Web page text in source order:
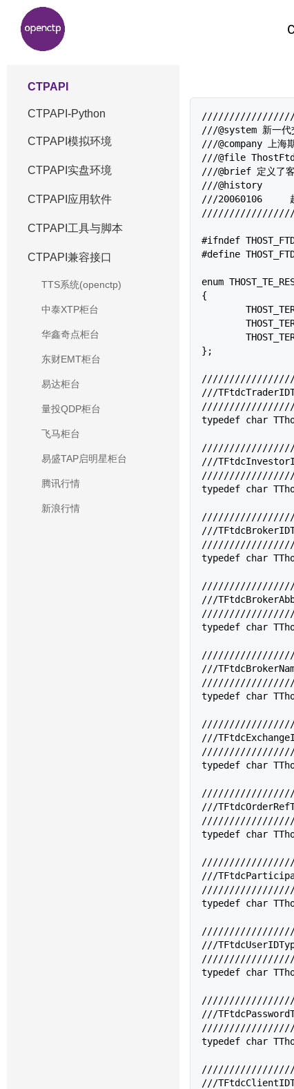
CTPAPI
CTPAPI-Python
CTPAPI模拟环境
CTPAPI实盘环境
CTPAPI应用软件
CTPAPI工具与脚本
CTPAPI兼容接口
TTS系统(openctp)
中泰XTP柜台
华鑫奇点柜台
东财EMT柜台
易达柜台
量投QDP柜台
飞马柜台
易盛TAP启明星柜台
腾讯行情
新浪行情
///@system 新一代
///@company 上海
///@file
///@brief 定义了客
///@history
///20060106	赵鸿昊		创建该文件
#ifndef
#define
enum
{
};
///
typedef char
///
typedef char
///
typedef char
///
typedef char
///
typedef char
///
typedef char
///
typedef char
///
typedef char
///
typedef char
///
typedef char
///